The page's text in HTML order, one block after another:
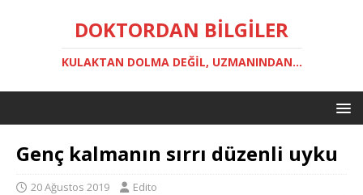
DOKTORDAN BILGILER
KULAKTAN DOLMA DEĞIL, UZMANINDAN...
Genç kalmanın sırrı düzenli uyku
20 Ağustos 2019 Edito